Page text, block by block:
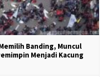
Banding, Muncul
Menjadi Kacung